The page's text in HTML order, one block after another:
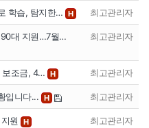
학습, 탐지한… H 최고관리자
90대 지원…7월… 최고관리자
보조금, 4… H 최고관리자
입니다... H 최고관리자
원 H 최고관리자